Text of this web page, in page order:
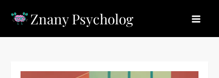
Znany Psycholog